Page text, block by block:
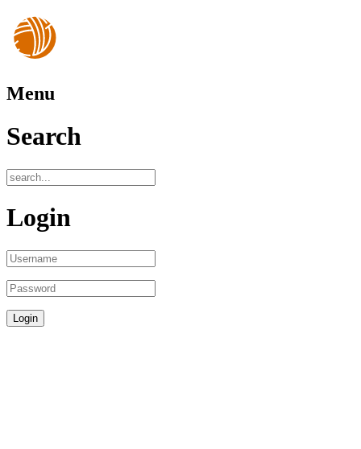
Menu
Search
Login